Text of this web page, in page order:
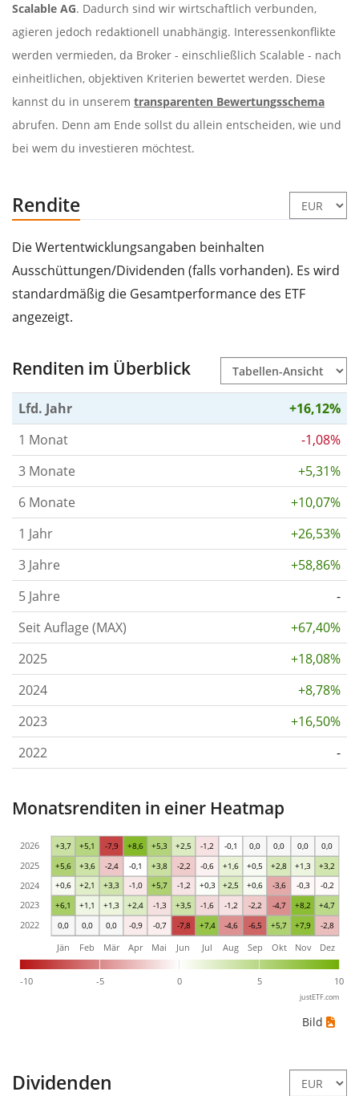
Scalable AG. Dadurch sind wir wirtschaftlich verbunden,
agieren jedoch redaktionell unabhängig. Interessenkonflikte
werden vermieden, da Broker - einschließlich Scalable - nach
einheitlichen, objektiven Kriterien bewertet werden. Diese
kannst du in unserem transparenten Bewertungsschema
abrufen. Denn am Ende sollst du allein entscheiden, wie und
bei wem du investieren möchtest.
Rendite
Die Wertentwicklungsangaben beinhalten
Ausschüttungen/Dividenden (falls vorhanden). Es wird
standardmäßig die Gesamtperformance des ETF
angezeigt.
Renditen im Überblick
Lfd. Jahr
+16,12%
1 Monat
-1,08%
3 Monate
+5,31%
6 Monate
+10,07%
1 Jahr
+26,53%
3 Jahre
+58,86%
5 Jahre
-
Seit Auflage (MAX)
+67,40%
2025
+18,08%
2024
+8,78%
2023
+16,50%
2022
-
Monatsrenditen in einer Heatmap
0,0 0,0 0,0 -0,9 -0,7 -7,8 +7,4 -4,6 -6,5 +5,7 +7,9 -2,8
+6,1 +1,1 +1,3 +2,4 -1,3 +3,5 -1,6 -1,2 -2,2 -4,7 +8,2 +4,7
+0,6 +2,1 +3,3 -1,0 +5,7 -1,2 +0,3 +2,5 +0,6 -3,6 -0,3 -0,2
+5,6 +3,6 -2,4 -0,1 +3,8 -2,2 -0,6 +1,6 +0,5 +2,8 +1,3 +3,2
+3,7 +5,1 -7,9 +8,6 +5,3 +2,5 -1,2 -0,1 0,0 0,0 0,0 0,0
-10 -5 0 5 10
Jän Feb Mär Apr Mai Jun Jul Aug Sep Okt Nov Dez
2022
2023
2024
2025
2026
justETF.com
Bild
Dividenden